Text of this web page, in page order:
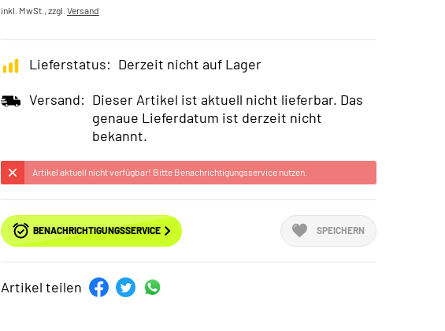
inkl. MwSt., zzgl. Versand
Lieferstatus: Derzeit nicht auf Lager
Versand: Dieser Artikel ist aktuell nicht lieferbar. Das
genaue Lieferdatum ist derzeit nicht
bekannt.
Artikel aktuell nicht verfügbar! Bitte Benachrichtigungsservice nutzen.
BENACHRICHTIGUNGSSERVICE SPEICHERN
Artikel teilen